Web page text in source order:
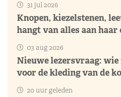
31 jul 2026
Knopen, kiezelstenen,
hangt van alles aan haar
03 aug 2026
Nieuwe lezersvraag:
voor de kleding van de
20 uur geleden